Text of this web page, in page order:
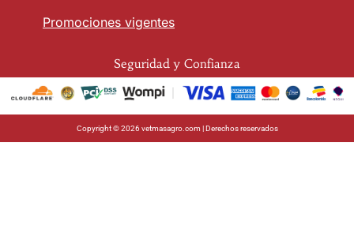
Promociones vigentes
Seguridad y Confianza
Copyright © 2026 vetmasagro.com | Derechos reservados